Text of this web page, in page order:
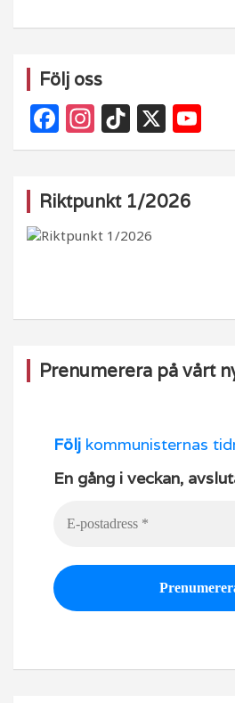
Följ oss
F
a
e
b
k
In
st
g
ra
Ti
k
o
k
X
o
Riktpunkt 1/2026
Prenumerera på vårt
Följ kommunisternas
En gång i veckan,